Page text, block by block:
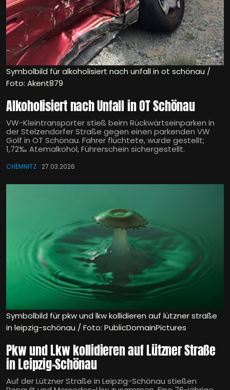
Symbolbild für alkoholisiert nach unfall in ot schönau /
Foto: Akent879
Alkoholisiert nach Unfall in OT Schönau
VW-Kleintransporter stieß beim Rückwärtseinparken in
der Stelzendorfer Straße gegen einen parkenden VW
Golf in OT Schönau. Fahrer flüchtete, wurde gestellt;
1,72‰ Atemalkohol, Führerschein sichergestellt.
CHEMNITZ 27.03.2026
Symbolbild für pkw und lkw kollidieren auf lützner straße
in leipzig-schönau / Foto: PublicDomainPictures
Pkw und Lkw kollidieren auf Lützner Straße
in Leipzig-Schönau
Auf der Lützner Straße in Leipzig-Schönau stießen